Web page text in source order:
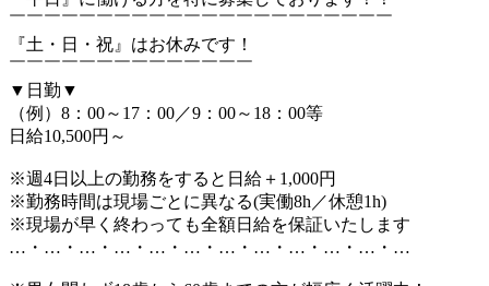
￣￣￣￣￣￣￣￣￣￣￣￣￣￣￣￣￣￣￣￣￣￣
『土・日・祝』はお休みです！
￣￣￣￣￣￣￣￣￣￣￣￣￣￣
▼日勤▼
（例）8：00～17：00／9：00～18：00等
日給10,500円～
※週4日以上の勤務をすると日給＋1,000円
※勤務時間は現場ごとに異なる(実働8h／休憩1h)
※現場が早く終わっても全額日給を保証いたします
…・…・…・…・…・…・…・…・…・…・…・…